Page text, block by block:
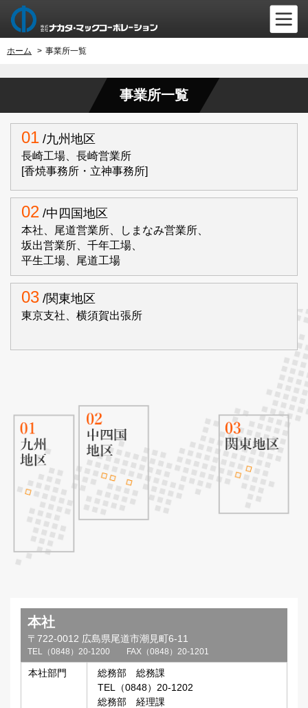
ホーム > 事業所一覧
事業所一覧
01 /九州地区
長崎工場、長崎営業所
[香焼事務所・立神事務所]
02 /中四国地区
本社、尾道営業所、しまなみ営業所、
坂出営業所、千年工場、
平生工場、尾道工場
03 /関東地区
東京支社、横須賀出張所
本社
〒722-0012 広島県尾道市潮見町6-11
TEL（0848）20-1200 FAX（0848）20-1201
本社部門
総務部 総務課
TEL（0848）20-1202
総務部 経理課